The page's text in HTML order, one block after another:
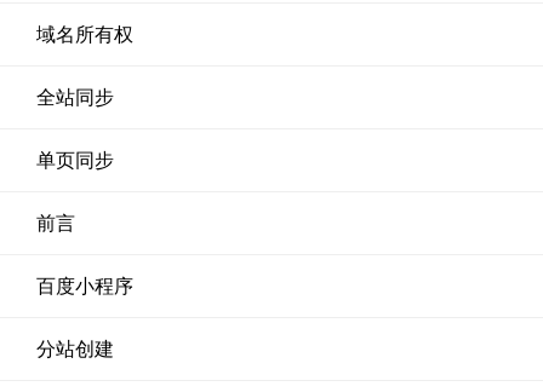
域名所有权
全站同步
单页同步
前言
百度小程序
分站创建